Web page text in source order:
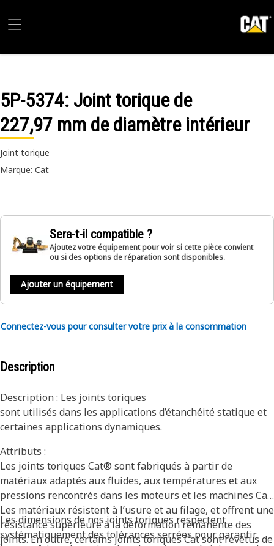
5P-5374: Joint torique de
227,97 mm de diamètre intérieur
Joint torique
Marque: Cat
Sera-t-il compatible ?
Ajoutez votre équipement pour voir si cette pièce convient
ou si des options de réparation sont disponibles.
Ajouter un équipement
Connectez-vous pour consulter votre prix à la consommation
Description
Description : Les joints toriques
sont utilisés dans les applications d’étanchéité statique et
certaines applications dynamiques.
Attributs :
Les joints toriques Cat® sont fabriqués à partir de
matériaux adaptés aux fluides, aux températures et aux
pressions rencontrés dans les moteurs et les machines Cat.
Les matériaux résistent à l’usure et au filage, et offrent une
résistance supérieure à la déformation rémanente des
joints. En outre, certains joints toriques Cat sont revêtus de
Les dimensions de nos joints toriques respectent
systématiquement des tolérances serrées pour garantir